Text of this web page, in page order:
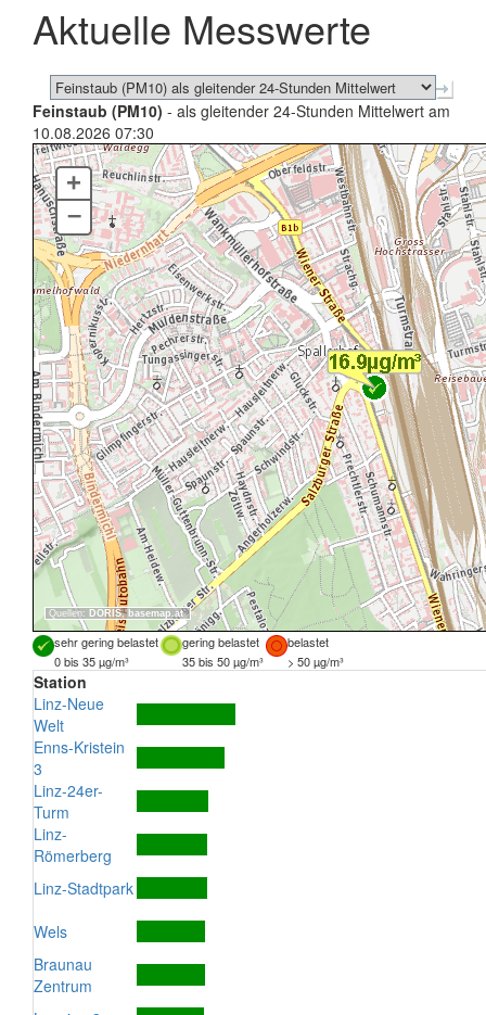
schließen
Aktuelle Messwerte
Feinstaub (PM10) - als gleitender 24-Stunden Mittelwert am
10.08.2026 07:30
Quellen: DORIS, basemap.at
+
–
sehr gering belastet gering belastet
belastet
0 bis 35 µg/m³
35 bis 50 µg/m³ > 50 µg/m³
Station
Linz-Neue
Welt
Enns-Kristein
3
Linz-24er-
Turm
Linz-
Römerberg
Linz-Stadtpark
Wels
Braunau
Zentrum